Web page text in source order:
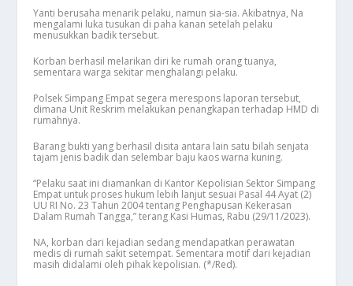
Yanti berusaha menarik pelaku, namun sia-sia. Akibatnya, Na
mengalami luka tusukan di paha kanan setelah pelaku
menusukkan badik tersebut.
Korban berhasil melarikan diri ke rumah orang tuanya,
sementara warga sekitar menghalangi pelaku.
Polsek Simpang Empat segera merespons laporan tersebut,
dimana Unit Reskrim melakukan penangkapan terhadap HMD di
rumahnya.
Barang bukti yang berhasil disita antara lain satu bilah senjata
tajam jenis badik dan selembar baju kaos warna kuning.
“Pelaku saat ini diamankan di Kantor Kepolisian Sektor Simpang
Empat untuk proses hukum lebih lanjut sesuai Pasal 44 Ayat (2)
UU RI No. 23 Tahun 2004 tentang Penghapusan Kekerasan
Dalam Rumah Tangga,” terang Kasi Humas, Rabu (29/11/2023).
NA, korban dari kejadian sedang mendapatkan perawatan
medis di rumah sakit setempat. Sementara motif dari kejadian
masih didalami oleh pihak kepolisian. (*/Red).